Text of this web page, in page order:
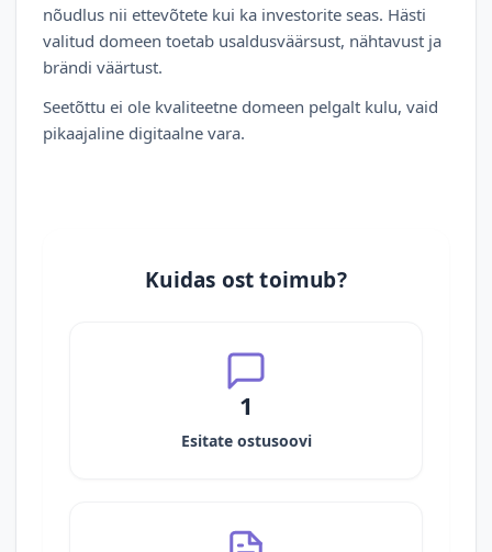
nõudlus nii ettevõtete kui ka investorite seas. Hästi
valitud domeen toetab usaldusväärsust, nähtavust ja
brändi väärtust.
Seetõttu ei ole kvaliteetne domeen pelgalt kulu, vaid
pikaajaline digitaalne vara.
Kuidas ost toimub?
1
Esitate ostusoovi